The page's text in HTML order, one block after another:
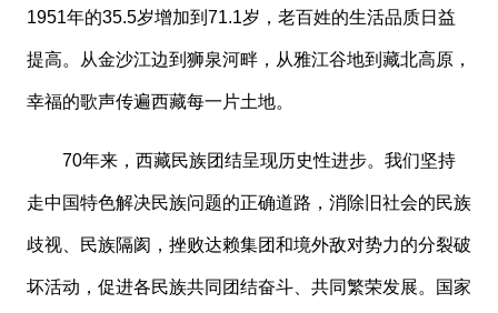
1951年的35.5岁增加到71.1岁，老百姓的生活品质日益
提高。从金沙江边到狮泉河畔，从雅江谷地到藏北高原，
幸福的歌声传遍西藏每一片土地。
70年来，西藏民族团结呈现历史性进步。我们坚持
走中国特色解决民族问题的正确道路，消除旧社会的民族
歧视、民族隔阂，挫败达赖集团和境外敌对势力的分裂破
坏活动，促进各民族共同团结奋斗、共同繁荣发展。国家